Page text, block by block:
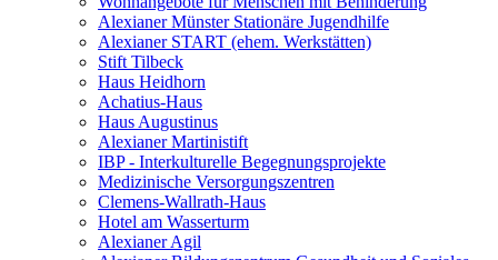
Alexianer Münster Stationäre Jugendhilfe
Alexianer START (ehem. Werkstätten)
Stift Tilbeck
Haus Heidhorn
Achatius-Haus
Haus Augustinus
Alexianer Martinistift
IBP - Interkulturelle Begegnungsprojekte
Medizinische Versorgungszentren
Clemens-Wallrath-Haus
Hotel am Wasserturm
Alexianer Agil